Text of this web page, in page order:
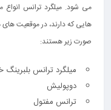
می‌ شود. میلگرد ترانس
هایی که دارند، در موقعیت
صورت زیر هستند:
میلگرد ترانس بلبرینگ
دوپولیش
ترانس مفتول